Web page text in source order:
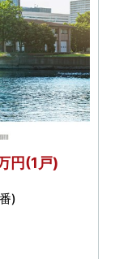
円(1戸)
)